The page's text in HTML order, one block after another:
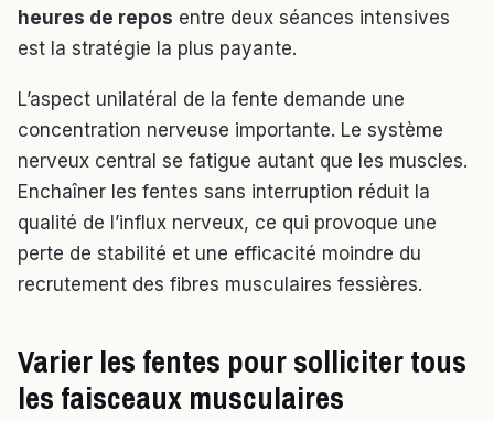
heures de repos entre deux séances intensives
est la stratégie la plus payante.
L’aspect unilatéral de la fente demande une
concentration nerveuse importante. Le système
nerveux central se fatigue autant que les muscles.
Enchaîner les fentes sans interruption réduit la
qualité de l’influx nerveux, ce qui provoque une
perte de stabilité et une efficacité moindre du
recrutement des fibres musculaires fessières.
Varier les fentes pour solliciter tous
les faisceaux musculaires